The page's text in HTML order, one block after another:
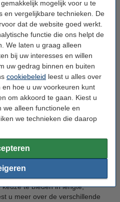
mogelijk voor u te
en vergelijkbare technieken. De
dat de website goed werkt.
functie die ons helpt de
We laten u graag alleen
bij uw interesses en willen
uw gedrag binnen en buiten
cookiebeleid leest u alles over
hoe u uw voorkeuren kunt
om akkoord te gaan. Kiest u
we alleen functionele en
we technieken die daarop
u uw tuin, balkon of gevel op
manier. Deze kerstverlichting
en heeft dus geen stopcontact of
het zonnepaneel op, waarna
gaan branden. Zo geniet u
kerstverlichting zonder extra
subtiele lichtslingers of een
deze pagina vindt u altijd een
Lees hieronder meer
energie of bestel hierboven
ons
op zonne-energie is zorgvuldig
te bieden in lengte,
u meer over de verschillende